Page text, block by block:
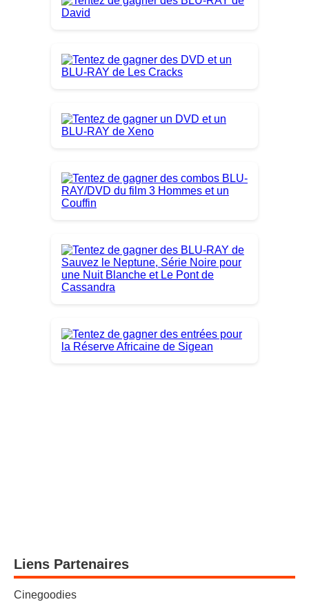
Liens Partenaires
Cinegoodies